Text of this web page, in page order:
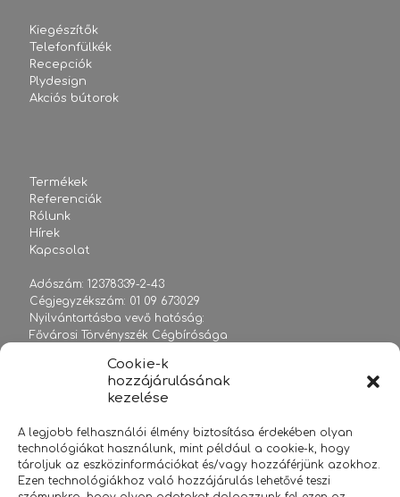
Cookie-k
hozzájárulásának
kezelése
A legjobb felhasználói élmény biztosítása érdekében olyan
technológiákat használunk, mint például a cookie-k, hogy
tároljuk az eszközinformációkat és/vagy hozzáférjünk azokhoz.
Ezen technológiákhoz való hozzájárulás lehetővé teszi
Kiegészítők
Telefonfülkék
Recepciók
Plydesign
Akciós bútorok
Termékek
Referenciák
Rólunk
Hírek
Kapcsolat
Adószám: 12378339-2-43
Cégjegyzékszám: 01 09 673029
Nyilvántartásba vevő hatóság:
Fővárosi Törvényszék Cégbírósága
+36 1 2038108
www.officelife.hu
2020 Minden jog fenntartva